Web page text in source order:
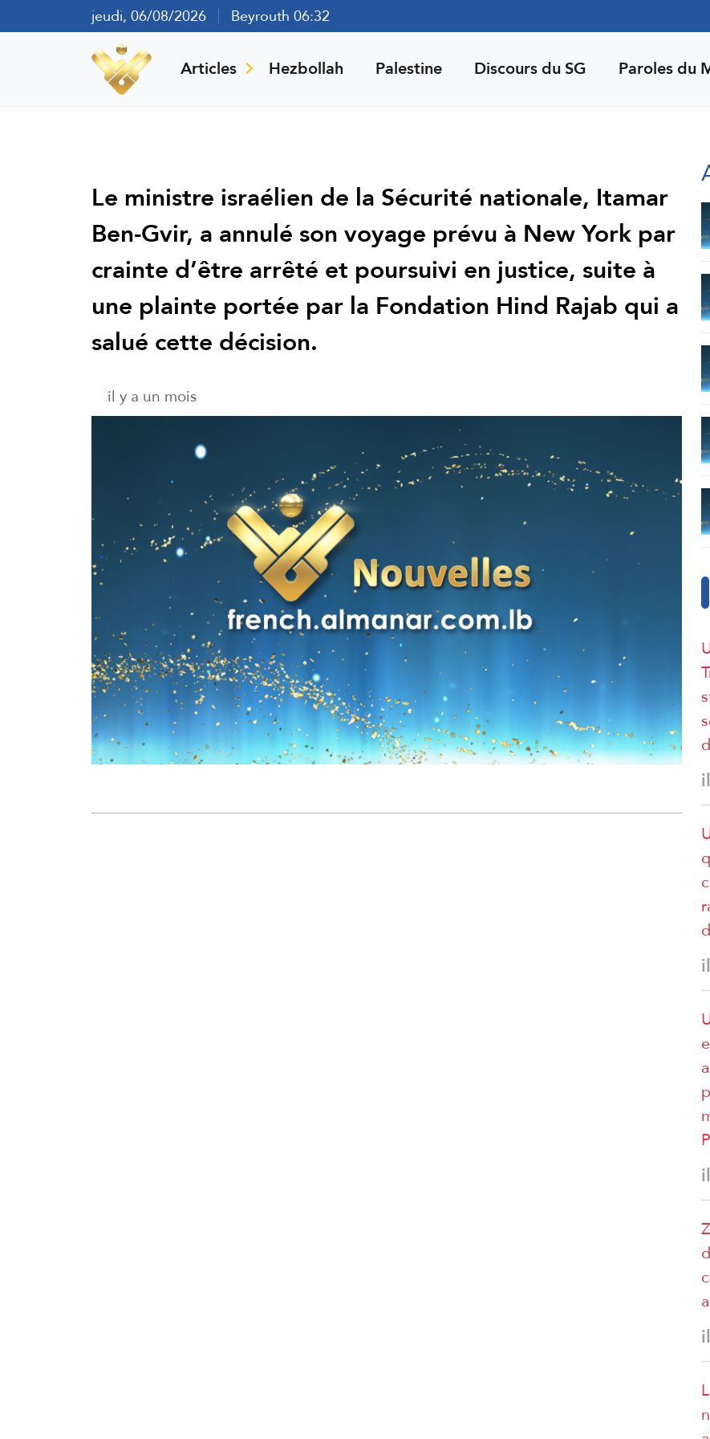
jeudi, 06/08/2026 Beyrouth 06:32
Articles Hezbollah Palestine Discours du SG Paroles du
Le ministre israélien de la Sécurité nationale, Itamar
Ben-Gvir, a annulé son voyage prévu à New York par
crainte d’être arrêté et poursuivi en justice, suite à
une plainte portée par la Fondation Hind Rajab qui a
salué cette décision.
il y a un mois